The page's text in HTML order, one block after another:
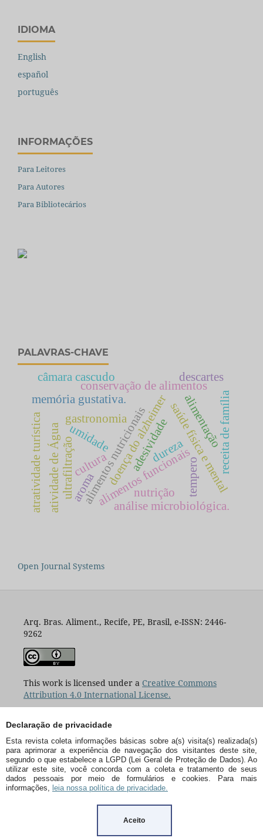
Declaração de privacidade
Esta revista coleta informações básicas sobre a(s) visita(s) realizada(s)
para aprimorar a experiência de navegação dos visitantes deste site,
segundo o que estabelece a LGPD (Lei Geral de Proteção de Dados). Ao
utilizar este site, você concorda com a coleta e tratamento de seus
dados pessoais por meio de formulários e cookies. Para mais
informações, leia nossa política de privacidade.
Aceito
IDIOMA
English
español
português
INFORMAÇÕES
Para Leitores
Para Autores
Para Bibliotecários
PALAVRAS-CHAVE
alimentos funcionais
alimentos nutricionais saúde física e mental
doença do alzheimer
gastronomia
conservação de alimentos
umidade
atividade de Água dureza
adesividade
análise microbiológica.
alimentação
cultura
atratividade turística receita de família
memória gustativa.
ultrafiltração nutrição
câmara cascudo
tempero
aroma
descartes
Open Journal Systems
Arq. Bras. Aliment., Recife, PE, Brasil, e-ISSN: 2446-
9262
This work is licensed under a Creative Commons
Attribution 4.0 International License.